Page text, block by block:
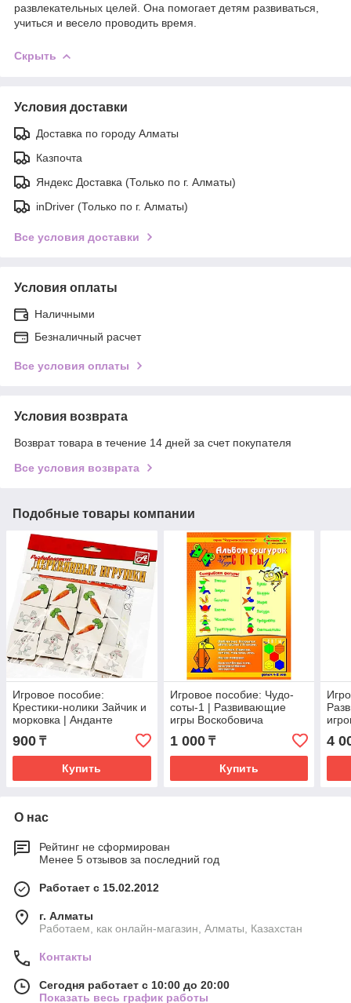
развлекательных целей. Она помогает детям развиваться,
учиться и весело проводить время.
Скрыть
Условия доставки
Доставка по городу Алматы
Казпочта
Яндекс Доставка (Только по г. Алматы)
inDriver (Только по г. Алматы)
Все условия доставки
Условия оплаты
Наличными
Безналичный расчет
Все условия оплаты
Условия возврата
Возврат товара в течение 14 дней за счет покупателя
Все условия возврата
Подобные товары компании
Игровое пособие:
Крестики-нолики Зайчик и
морковка | Анданте
900 ₸
Купить
Игровое пособие: Чудо-
соты-1 | Развивающие
игры Воскобовича
1 000₸
Купить
4
О нас
Рейтинг не сформирован
Менее 5 отзывов за последний год
Работает с 15.02.2012
г. Алматы
Работаем, как онлайн-магазин, Алматы, Казахстан
Контакты
Сегодня работает с 10:00 до 20:00
Показать весь график работы